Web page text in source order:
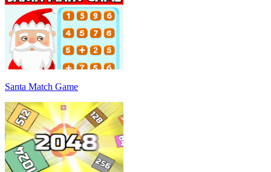
Santa Match Game